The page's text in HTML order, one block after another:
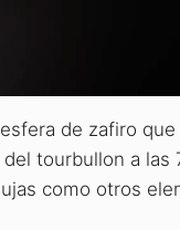
de zafiro
tourbullon a las
como otros